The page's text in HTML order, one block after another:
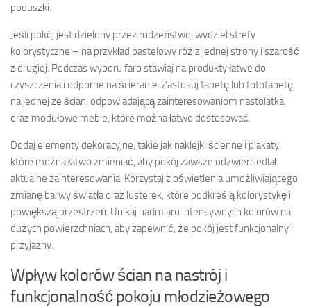
poduszki.
Jeśli pokój jest dzielony przez rodzeństwo, wydziel strefy
kolorystyczne – na przykład pastelowy róż z jednej strony i szarość
z drugiej. Podczas wyboru farb stawiaj na produkty łatwe do
czyszczenia i odporne na ścieranie. Zastosuj tapetę lub fototapetę
na jednej ze ścian, odpowiadającą zainteresowaniom nastolatka,
oraz modułowe meble, które można łatwo dostosować.
Dodaj elementy dekoracyjne, takie jak naklejki ścienne i plakaty,
które można łatwo zmieniać, aby pokój zawsze odzwierciedlał
aktualne zainteresowania. Korzystaj z oświetlenia umożliwiającego
zmianę barwy światła oraz lusterek, które podkreślą kolorystykę i
powiększą przestrzeń. Unikaj nadmiaru intensywnych kolorów na
dużych powierzchniach, aby zapewnić, że pokój jest funkcjonalny i
przyjazny.
Wpływ kolorów ścian na nastrój i
funkcjonalność pokoju młodzieżowego